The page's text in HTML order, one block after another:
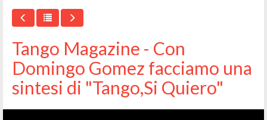
Tango Magazine - Con
Domingo Gomez facciamo una
sintesi di "Tango,Si Quiero"